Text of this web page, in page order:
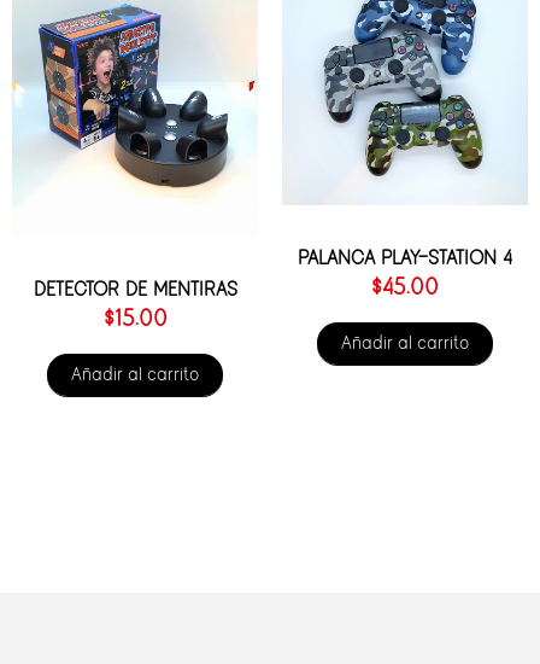
DETECTOR DE MENTIRAS
$15.00
Añadir al carrito
PALANCA PLAY-STATION 4
$45.00
Añadir al carrito